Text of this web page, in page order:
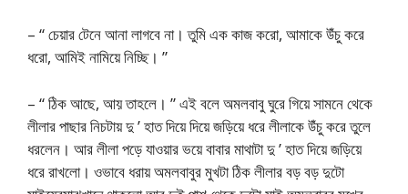
– “ চেয়ার টেনে আনা লাগবে না। তুমি এক কাজ করো, আমাকে উঁচু করে
ধরো, আমিই নামিয়ে নিচ্ছি। ”
– “ ঠিক আছে, আয় তাহলে। ” এই বলে অমলবাবু ঘুরে গিয়ে সামনে থেকে
লীলার পাছার নিচটায় দু ’ হাত দিয়ে দিয়ে জড়িয়ে ধরে লীলাকে উঁচু করে তুলে
ধরলেন। আর লীলা পড়ে যাওয়ার ভয়ে বাবার মাথাটা দু ’ হাত দিয়ে জড়িয়ে
ধরে রাখলো। ওভাবে ধরায় অমলবাবুর মুখটা ঠিক লীলার বড় বড় দুটো